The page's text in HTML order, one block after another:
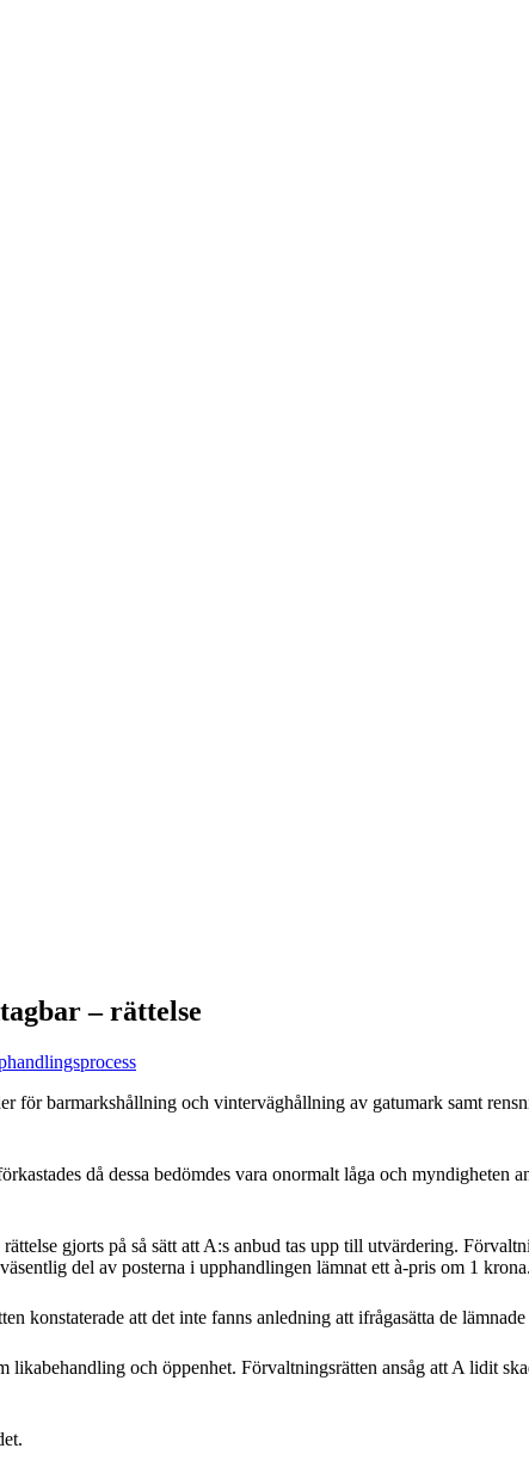
– rättelse
för barmarkshållning och vinterväghållning av gatumark samt
då dessa bedömdes vara onormalt låga och myndigheten
gjorts på så sätt att A:s anbud tas upp till utvärdering.
del av posterna i upphandlingen lämnat ett à-pris om 1 krona.
konstaterade att det inte fanns anledning att ifrågasätta de
och öppenhet. Förvaltningsrätten ansåg att A lidit